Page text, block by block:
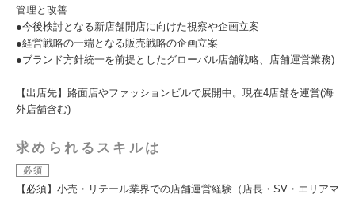
管理と改善
●今後検討となる新店舗開店に向けた視察や企画立案
●経営戦略の一端となる販売戦略の企画立案
●ブランド方針統一を前提としたグローバル店舗戦略、店舗運営業務)
【出店先】路面店やファッションビルで展開中。現在4店舗を運営(海
外店舗含む)
求められるスキルは
必須
【必須】小売・リテール業界での店舗運営経験（店長・SV・エリアマ